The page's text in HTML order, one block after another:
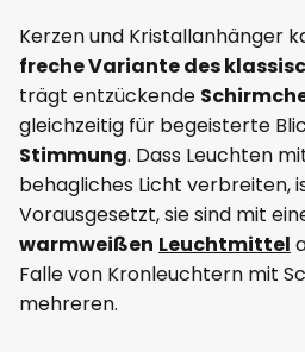
Kerzen und Kristallanhänger
freche Variante des
trägt entzückende
gleichzeitig für begeisterte
Stimmung. Dass Leuchten
behagliches Licht verbreiten,
Vorausgesetzt, sie sind mit
warmweißen Leuchtmittel
Falle von Kronleuchtern mit
mehreren.